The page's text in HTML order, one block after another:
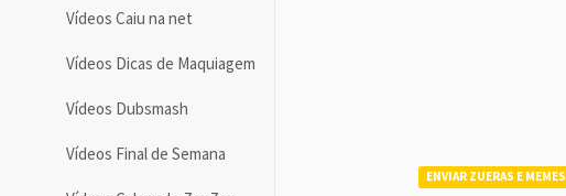
Vídeos Caiu na net
Vídeos Dicas de Maquiagem
Vídeos Dubsmash
Vídeos Final de Semana
ENVIAR ZUERAS E MEMES